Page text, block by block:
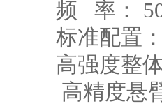
频 率：
标准配置
高强度整
高精度悬